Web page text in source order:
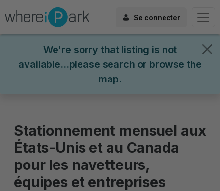
Se connecter
We're sorry that listing is not
available...please search or browse the
map.
Stationnement mensuel aux
États-Unis et au Canada
pour les navetteurs,
équipes et entreprises